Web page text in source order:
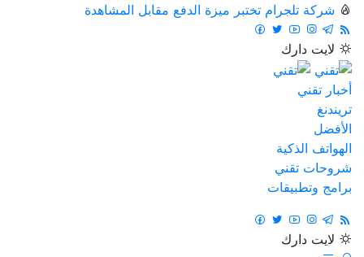
شركة تلجرام تختبر ميزة الدفع مقابل المشاهدة
لايت دارك
أخبار تقني
تريندنغ
الأفضل
الهواتف الذكية
شروحات تقني
برامج وتطبيقات
لايت دارك